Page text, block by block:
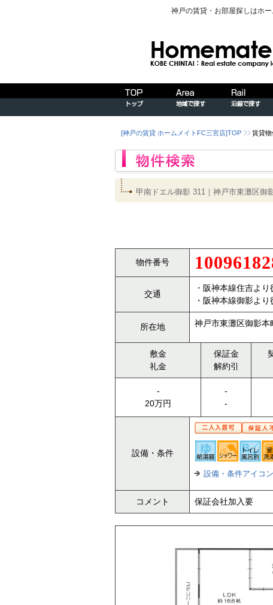
神戸の賃貸・お部屋探しはホ
[神戸の賃貸 ホームメイトFC三宮店]TOP 賃貸
甲南ドエル御影 311｜神戸市東灘区御
物件番号
交通
・阪神本線住吉よ
・阪神本線御影よ
所在地 神戸市東灘区御影本
敷金
礼金
保証金
解約引
-
20万円
-
-
設備・条件
設備・条件アイコ
コメント 保証会社加入要